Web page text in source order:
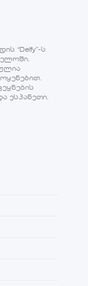
“Delfy”-ს
ესპანეთი.